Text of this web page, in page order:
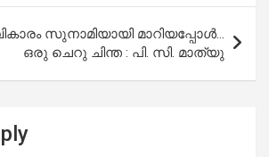
സുനാമിയായി മാറിയപ്പോൾ…
ഒരു ചെറു ചിന്ത : പി. സി. മാത്യു